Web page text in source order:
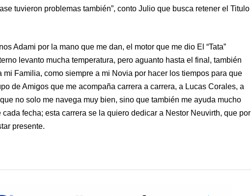
tuvieron problemas también”, conto Julio que busca retener el Titulo
Adami por la mano que me dan, el motor que me dio El “Tata”
levanto mucha temperatura, pero aguanto hasta el final, también
mi Familia, como siempre a mi Novia por hacer los tiempos para que
de Amigos que me acompaña carrera a carrera, a Lucas Corales, a
no solo me navega muy bien, sino que también me ayuda mucho
fecha; esta carrera se la quiero dedicar a Nestor Neuvirth, que por
presente.